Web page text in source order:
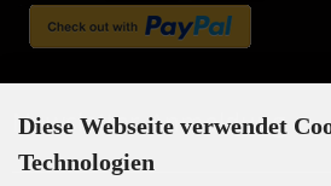
Newsletter-Anmeldung
Diese Webseite verwendet
Technologien